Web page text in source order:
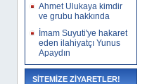
Ahmet Ulukaya kimdir
ve grubu hakkında
İmam Suyuti'ye hakaret
eden ilahiyatçı Yunus
Apaydın
SİTEMİZE ZİYARETLER!